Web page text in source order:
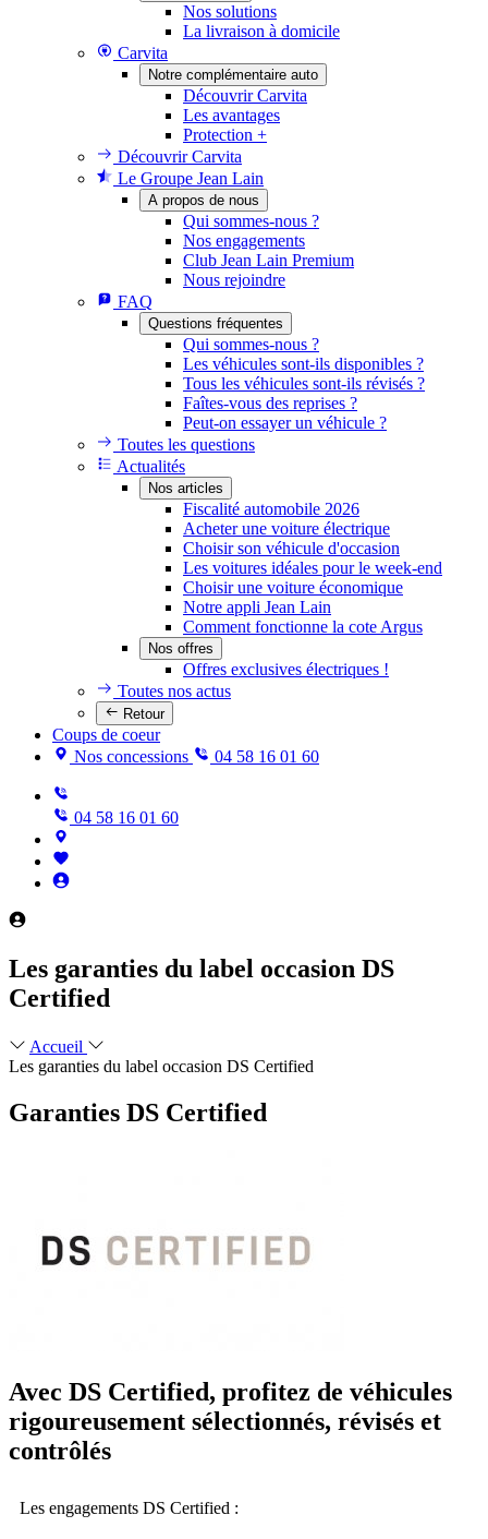
Nos solutions
La livraison à domicile
Carvita
Notre complémentaire auto
Découvrir Carvita
Les avantages
Protection +
Découvrir Carvita
Le Groupe Jean Lain
A propos de nous
Qui sommes-nous ?
Nos engagements
Club Jean Lain Premium
Nous rejoindre
FAQ
Questions fréquentes
Qui sommes-nous ?
Les véhicules sont-ils disponibles ?
Tous les véhicules sont-ils révisés ?
Faîtes-vous des reprises ?
Peut-on essayer un véhicule ?
Toutes les questions
Actualités
Nos articles
Fiscalité automobile 2026
Acheter une voiture électrique
Choisir son véhicule d'occasion
Les voitures idéales pour le week-end
Choisir une voiture économique
Notre appli Jean Lain
Comment fonctionne la cote Argus
Nos offres
Offres exclusives électriques !
Toutes nos actus
Retour
Coups de coeur
Nos concessions
04 58 16 01 60
04 58 16 01 60
Les garanties du label occasion DS
Certified
Accueil
Les garanties du label occasion DS Certified
Garanties DS Certified
Avec DS Certified, profitez de véhicules
rigoureusement sélectionnés, révisés et
contrôlés
Les engagements DS Certified :